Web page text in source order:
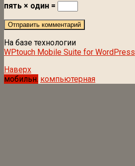
пять × один =
На базе технологии
WPtouch Mobile Suite for WordPress
Наверх
мобильн. компьютерная